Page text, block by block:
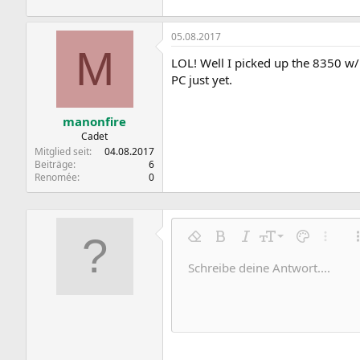
M
manonfire
Cadet
Mitglied seit
04.08.2017
Beiträge
6
Renomée
0
05.08.2017
LOL! Well I picked up the 8350
PC just yet.
Formatierung entfernen
Fett KursivSchriftgröße
9
10
18
Textfarbe
Schriftfamilie
Arial
Durchgestrichen
Unterstrichen
Inline-Code
Inline-Spoiler
Insert horizontal line
SpoilerCode
Schreibe deine Antwort....